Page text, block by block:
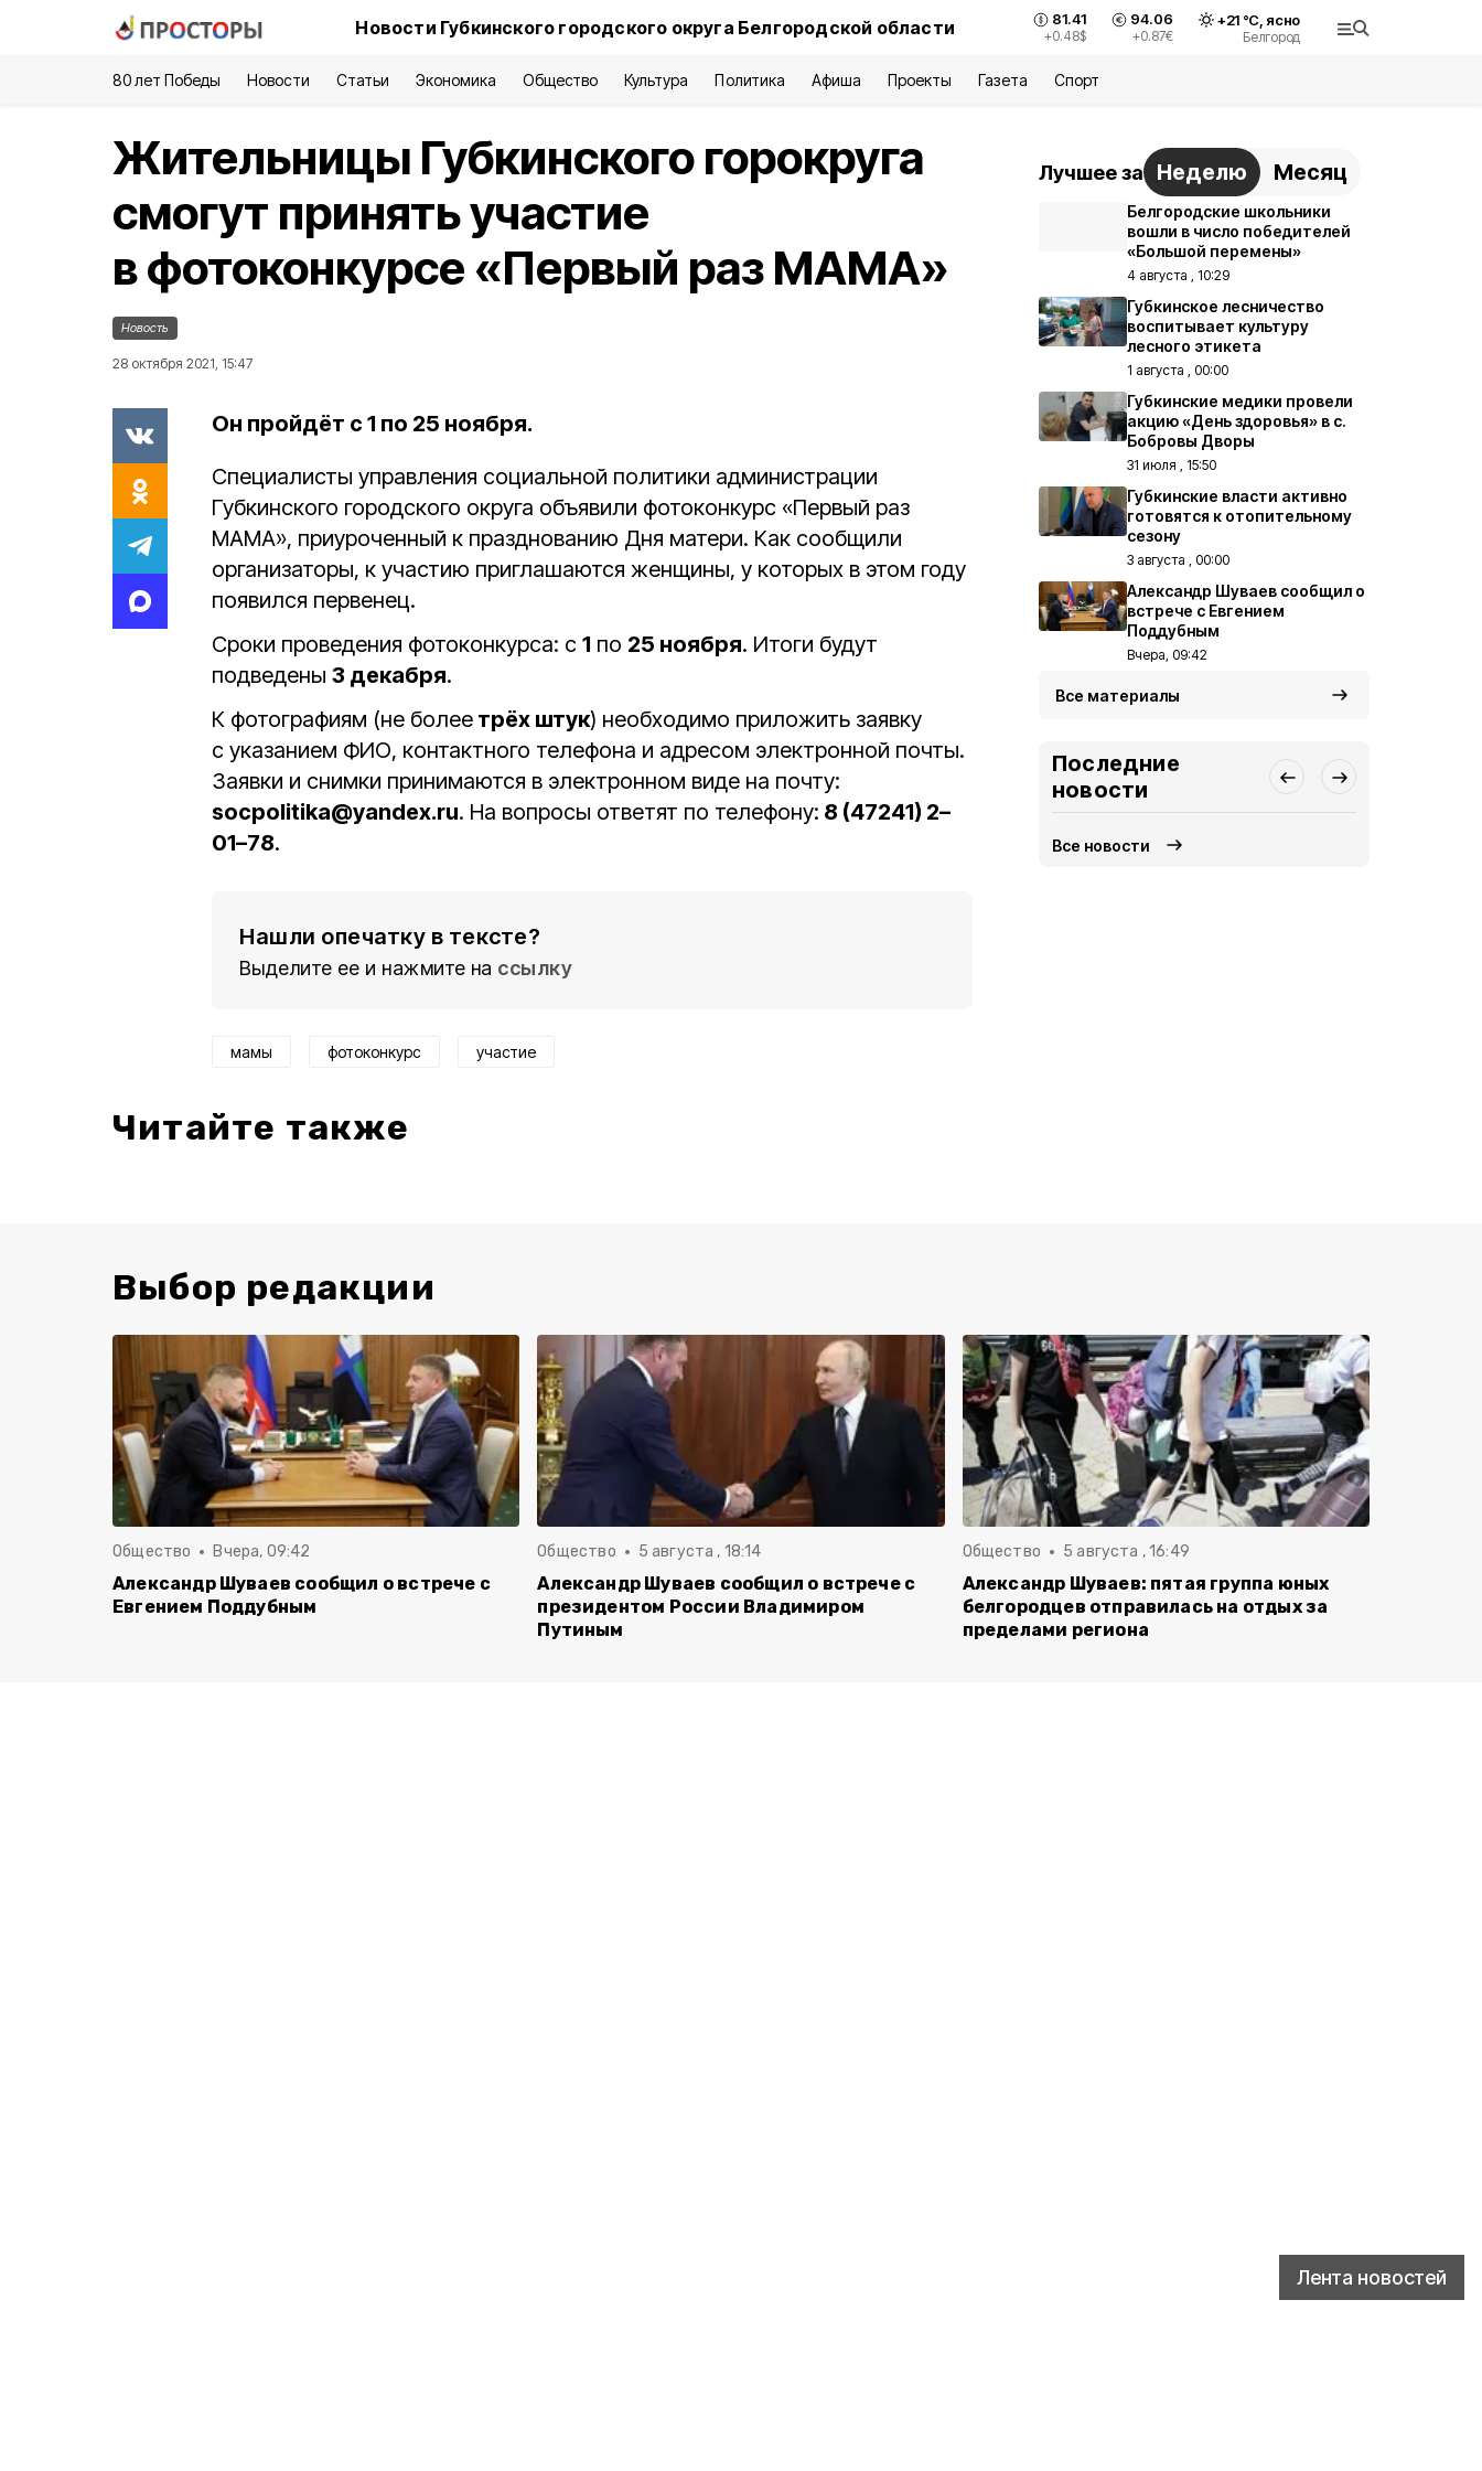
Новости Губкинского городского округа Белгородской области 81.41
+0.48$
94.06
+0.87€
+21°С, ясно
Белгород
80 лет Победы Новости Статьи Экономика Общество Культура Политика Афиша Проекты Газета Спорт
Лента новостей
Жительницы Губкинского горокруга
смогут принять участие
в фотоконкурсе «Первый раз МАМА»
Новость
28 октября 2021, 15:47
Он пройдёт с 1 по 25 ноября.
Специалисты управления социальной политики администрации
Губкинского городского округа объявили фотоконкурс «Первый раз
МАМА», приуроченный к празднованию Дня матери. Как сообщили
организаторы, к участию приглашаются женщины, у которых в этом году
появился первенец.
Сроки проведения фотоконкурса: с 1 по 25 ноября. Итоги будут
подведены 3 декабря.
К фотографиям (не более трёх штук) необходимо приложить заявку
с указанием ФИО, контактного телефона и адресом электронной почты.
Заявки и снимки принимаются в электронном виде на почту:
socpolitika@yandex.ru. На вопросы ответят по телефону: 8 (47241) 2–
01–78.
Нашли опечатку в тексте?
Выделите ее и нажмите на ссылку
мамы фотоконкурс участие
Читайте также
Лучшее за Неделю Месяц
Белгородские школьники
вошли в число победителей
«Большой перемены»
4 августа , 10:29
Губкинское лесничество
воспитывает культуру
лесного этикета
1 августа , 00:00
Губкинские медики провели
акцию «День здоровья» в с.
Бобровы Дворы
31 июля , 15:50
Губкинские власти активно
готовятся к отопительному
сезону
3 августа , 00:00
Александр Шуваев сообщил о
встрече с Евгением
Поддубным
Вчера, 09:42
Все материалы
Последние
новости
Все новости
Выбор редакции
Общество Вчера, 09:42
Александр Шуваев сообщил о встрече с
Евгением Поддубным
Общество 5 августа , 18:14
Александр Шуваев сообщил о встрече с
президентом России Владимиром
Путиным
Общество 5 августа , 16:49
Александр Шуваев: пятая группа юных
белгородцев отправилась на отдых за
пределами региона